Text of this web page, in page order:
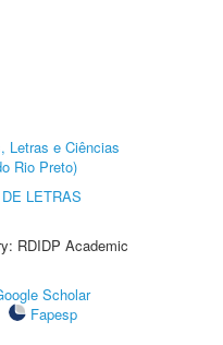
Letras e Ciências
Rio Preto)
LETRAS
RDIDP Academic
Scholar
Fapesp